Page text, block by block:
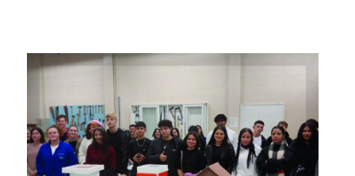
Alunos da Érico Veríssimo na
visita ao Curso de Arquitetura
e Urbanismo